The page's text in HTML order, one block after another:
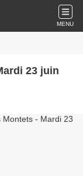
MENU
23 juin